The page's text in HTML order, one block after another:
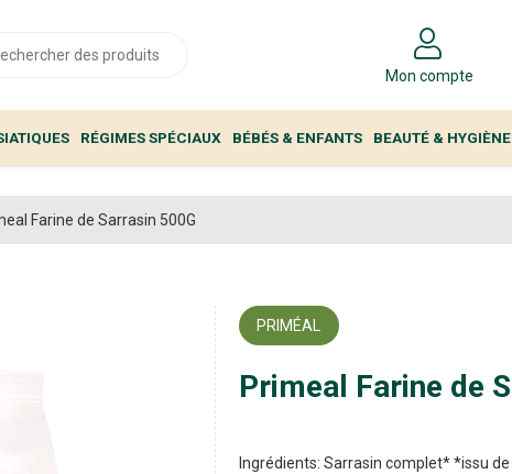
Mon compte
RÉGIMES SPÉCIAUX BÉBÉS & ENFANTS BEAUTÉ & HYGIÈNE
Farine de Sarrasin 500G
PRIMÉAL
Primeal Farine de
Ingrédients: Sarrasin complet* *issu